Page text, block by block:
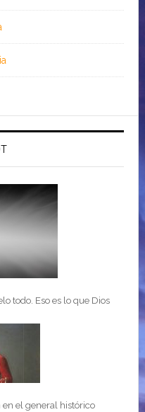
todo. Eso es lo que Dios
en el general histórico